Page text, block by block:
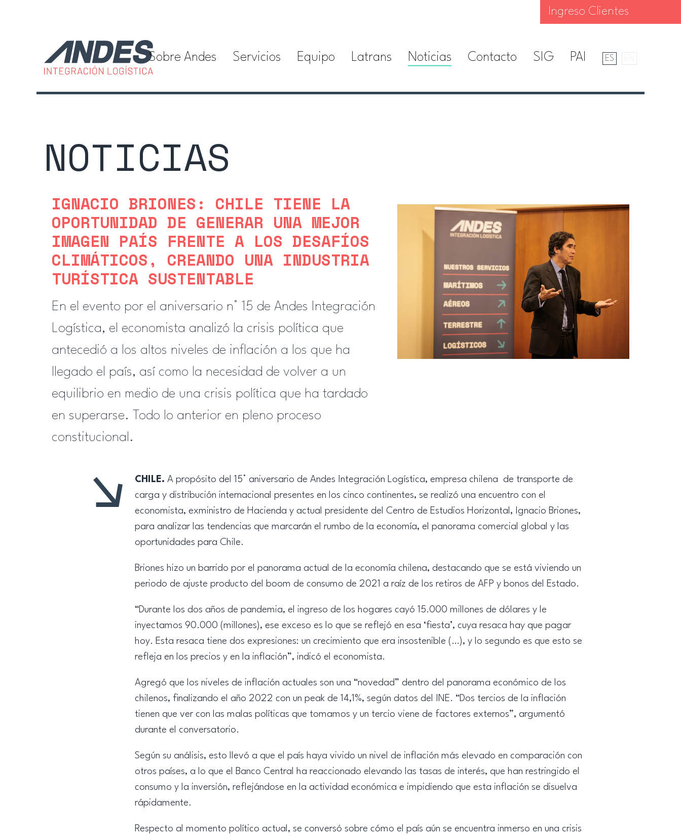
Ingreso Clientes
Sobre Andes Servicios Equipo Latrans Noticias Contacto SIG PAI ES
NOTICIAS
IGNACIO BRIONES: CHILE TIENE LA
OPORTUNIDAD DE GENERAR UNA MEJOR
IMAGEN PAÍS FRENTE A LOS DESAFÍOS
CLIMÁTICOS, CREANDO UNA INDUSTRIA
TURÍSTICA SUSTENTABLE
En el evento por el aniversario n° 15 de Andes Integración
Logística, el economista analizó la crisis política que
antecedió a los altos niveles de inflación a los que ha
llegado el país, así como la necesidad de volver a un
equilibrio en medio de una crisis política que ha tardado
en superarse. Todo lo anterior en pleno proceso
constitucional.
CHILE. A propósito del 15° aniversario de Andes Integración Logística, empresa chilena de transporte de
carga y distribución internacional presentes en los cinco continentes, se realizó una encuentro con el
economista, exministro de Hacienda y actual presidente del Centro de Estudios Horizontal, Ignacio Briones,
para analizar las tendencias que marcarán el rumbo de la economía, el panorama comercial global y las
oportunidades para Chile.
Briones hizo un barrido por el panorama actual de la economía chilena, destacando que se está viviendo un
periodo de ajuste producto del boom de consumo de 2021 a raíz de los retiros de AFP y bonos del Estado.
“Durante los dos años de pandemia, el ingreso de los hogares cayó 15.000 millones de dólares y le
inyectamos 90.000 (millones), ese exceso es lo que se reflejó en esa ‘fiesta’, cuya resaca hay que pagar
hoy. Esta resaca tiene dos expresiones: un crecimiento que era insostenible (…), y lo segundo es que esto se
refleja en los precios y en la inflación”, indicó el economista.
Agregó que los niveles de inflación actuales son una “novedad” dentro del panorama económico de los
chilenos, finalizando el año 2022 con un peak de 14,1%, según datos del INE. “Dos tercios de la inflación
tienen que ver con las malas políticas que tomamos y un tercio viene de factores externos”, argumentó
durante el conversatorio.
Según su análisis, esto llevó a que el país haya vivido un nivel de inflación más elevado en comparación con
otros países, a lo que el Banco Central ha reaccionado elevando las tasas de interés, que han restringido el
consumo y la inversión, reflejándose en la actividad económica e impidiendo que esta inflación se disuelva
rápidamente.
Respecto al momento político actual, se conversó sobre cómo el país aún se encuentra inmerso en una crisis